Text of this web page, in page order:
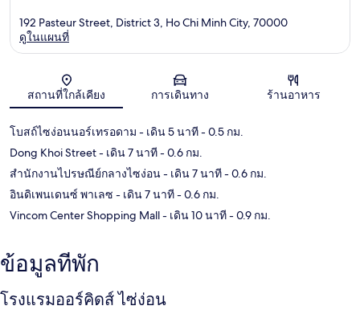
แผนที่
192 Pasteur Street, District 3, Ho Chi Minh City, 70000
ดูในแผนที่
สถานที่ใกล้เคียง การเดินทาง ร้านอาหาร
โบสถ์ไซง่อนนอร์เทรอดาม - เดิน 5 นาที- 0.5 กม.
Dong Khoi Street- เดิน 7 นาที- 0.6 กม.
สำนักงานไปรษณีย์กลางไซง่อน- เดิน 7 นาที- 0.6 กม.
อินดิเพนเดนซ์ พาเลซ - เดิน 7 นาที- 0.6 กม.
Vincom Center Shopping Mall- เดิน 10 นาที- 0.9 กม.
ข้อมูลที่พัก
โรงแรมออร์คิดส์ ไซ่ง่อน